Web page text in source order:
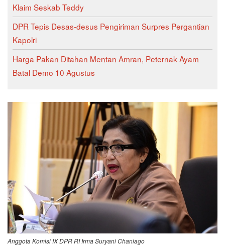
Klaim Seskab Teddy
DPR Tepis Desas-desus Pengiriman Surpres Pergantian
Kapolri
Harga Pakan Ditahan Mentan Amran, Peternak Ayam
Batal Demo 10 Agustus
Anggota Komisi IX DPR RI Irma Suryani Chaniago